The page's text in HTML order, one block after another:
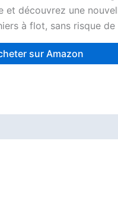
et découvrez une
à flot, sans risque de
sur Amazon